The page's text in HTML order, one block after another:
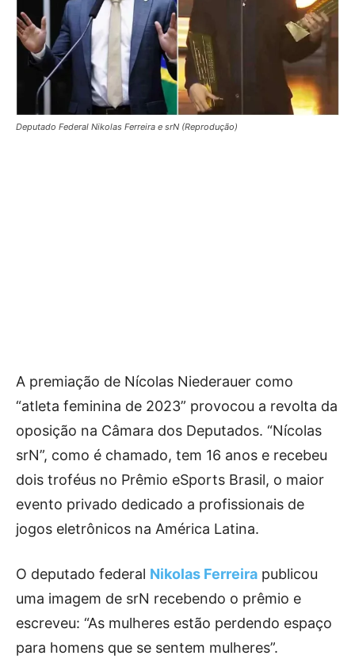
Deputado Federal Nikolas Ferreira e srN (Reprodução)
A premiação de Nícolas Niederauer como
“atleta feminina de 2023” provocou a revolta da
oposição na Câmara dos Deputados. “Nícolas
srN”, como é chamado, tem 16 anos e recebeu
dois troféus no Prêmio eSports Brasil, o maior
evento privado dedicado a profissionais de
jogos eletrônicos na América Latina.
O deputado federal Nikolas Ferreira publicou
uma imagem de srN recebendo o prêmio e
escreveu: “As mulheres estão perdendo espaço
para homens que se sentem mulheres”.